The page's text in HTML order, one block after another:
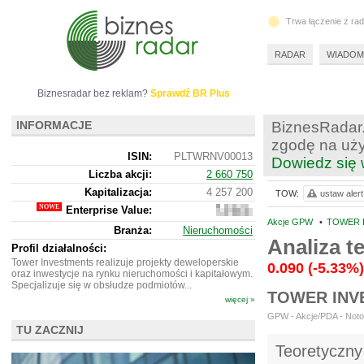
zgodę na
Dowiedz się
Akcje GPW • TOWER
Analiza
0.090 (-5.33%)
TOWER
GPW - Akcje/PDA -
TOW: ustaw alert
Biznesradar bez reklam? Sprawdź BR Plus
INFORMACJE
ISIN:
PLTWRNV00013
Liczba akcji:
2 660 750
Kapitalizacja:
4 257 200
Enterprise Value:
4
290
200
Branża:
Nieruchomości
Profil działalności:
Tower Investments realizuje projekty deweloperskie
oraz inwestycje na rynku nieruchomości i kapitałowym.
Specjalizuje się w obsłudze podmiotów...
więcej »
TU ZACZNIJ
Trwa łączenie z
RADAR